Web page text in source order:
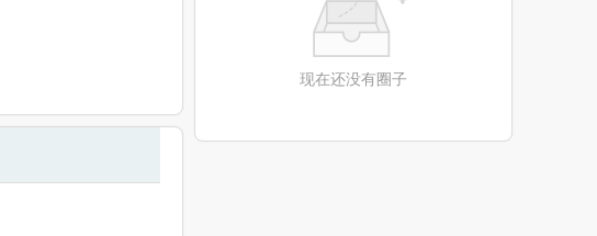
现在还没有圈子